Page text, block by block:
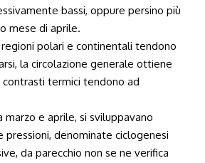
bassi, oppure persino più
mese di aprile.
polari e continentali tendono
la circolazione generale ottiene
termici tendono ad
marzo e aprile, si sviluppavano
pressioni, denominate ciclogenesi
da parecchio non se ne verifica